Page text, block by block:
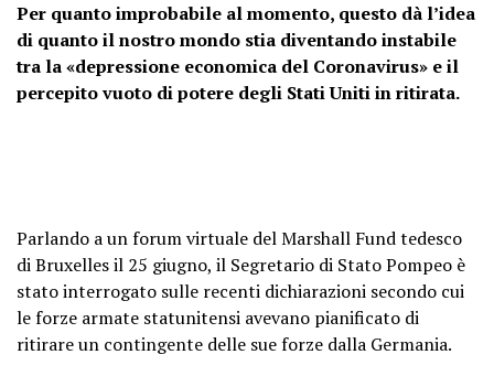
Per quanto improbabile al momento, questo dà l’idea
di quanto il nostro mondo stia diventando instabile
tra la «depressione economica del Coronavirus» e il
percepito vuoto di potere degli Stati Uniti in ritirata.
Parlando a un forum virtuale del Marshall Fund tedesco
di Bruxelles il 25 giugno, il Segretario di Stato Pompeo è
stato interrogato sulle recenti dichiarazioni secondo cui
le forze armate statunitensi avevano pianificato di
ritirare un contingente delle sue forze dalla Germania.